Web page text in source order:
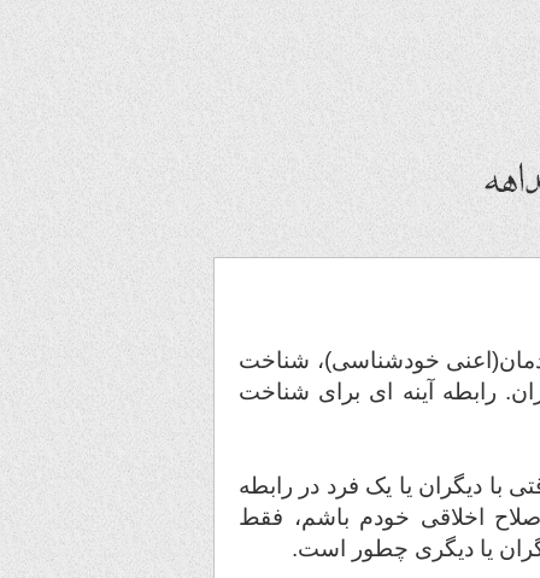
خودشناسی)، شناخت
آینه ای برای شناخت
دیگران یا یک فرد در رابطه
اخلاقی خودم باشم، فقط
یا دیگری چطور است.